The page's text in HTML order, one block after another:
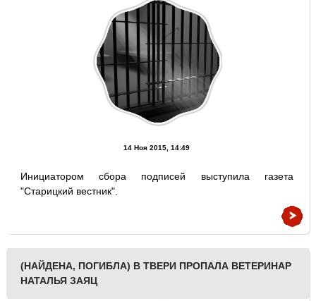
14 Ноя 2015, 14:49
Инициатором сбора подписей выступила газета
"Старицкий вестник".
(НАЙДЕНА, ПОГИБЛА) В ТВЕРИ ПРОПАЛА ВЕТЕРИНАР
НАТАЛЬЯ ЗАЯЦ